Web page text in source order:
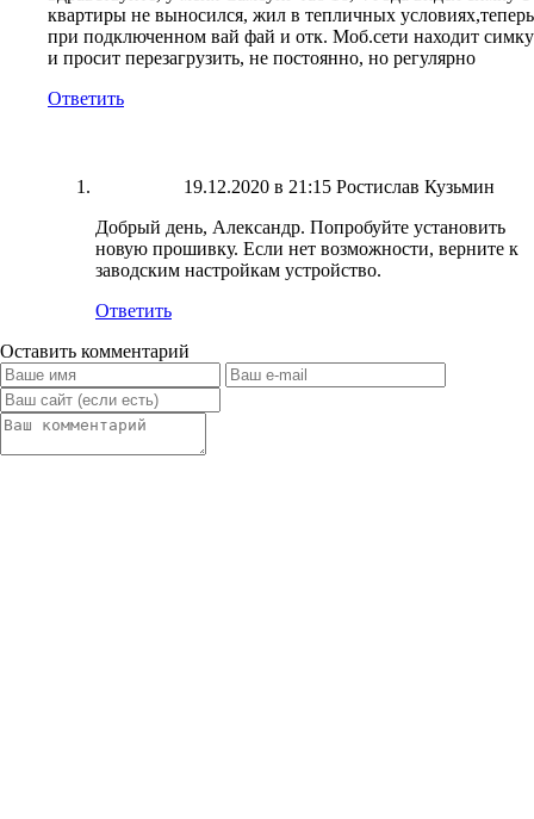
квартиры не выносился, жил в тепличных условиях,теперь
при подключенном вай фай и отк. Моб.сети находит симку
и просит перезагрузить, не постоянно, но регулярно
Ответить
19.12.2020 в 21:15 Ростислав Кузьмин
Добрый день, Александр. Попробуйте установить
новую прошивку. Если нет возможности, верните к
заводским настройкам устройство.
Ответить
Оставить комментарий